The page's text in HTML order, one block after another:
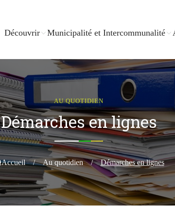
Découvrir Municipalité et Intercommunalité
AU QUOTIDIEN
Démarches en lignes
Accueil / Au quotidien / Démarches en lignes